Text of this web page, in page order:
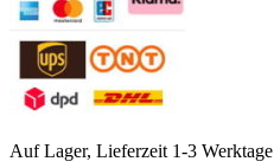
Auf Lager, Lieferzeit 1-3 Werktage